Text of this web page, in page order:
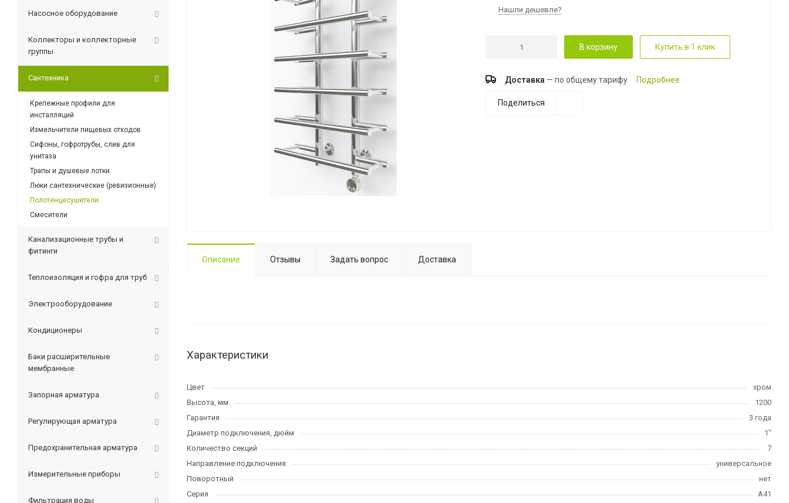
Нашли дешевле?
В корзину Купить в 1 клик
Доставка — по общему тарифу Подробнее
Поделиться
Описание Отзывы Задать вопрос Доставка
Характеристики
Цвет
хром
Высота, мм
1200
Гарантия
3 года
Диаметр подключения, дюйм
1"
Количество секций
7
Направление подключения
универсальное
Поворотный
нет
Серия
А41
Насосное оборудование
Коллекторы и коллекторные
группы
Сантехника
Крепежные профили для
инсталляций
Измельчители пищевых отходов
Сифоны, гофротрубы, слив для
унитаза
Трапы и душевые лотки
Люки сантехнические (ревизионные)
Полотенцесушители
Смесители
Канализационные трубы и
фитинги
Теплоизоляция и гофра для труб
Электрооборудование
Кондиционеры
Баки расширительные
мембранные
Запорная арматура
Регулирующая арматура
Предохранительная арматура
Измерительные приборы
Фильтрация воды